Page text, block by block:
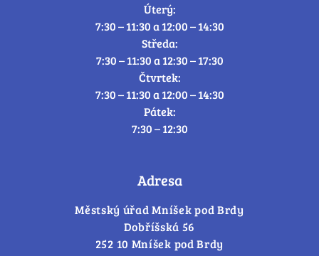
Úterý:
7:30 – 11:30 a 12:00 – 14:30
Středa:
7:30 – 11:30 a 12:30 – 17:30
Čtvrtek:
7:30 – 11:30 a 12:00 – 14:30
Pátek:
7:30 – 12:30
Adresa
Městský úřad Mníšek pod Brdy
Dobříšská 56
252 10 Mníšek pod Brdy